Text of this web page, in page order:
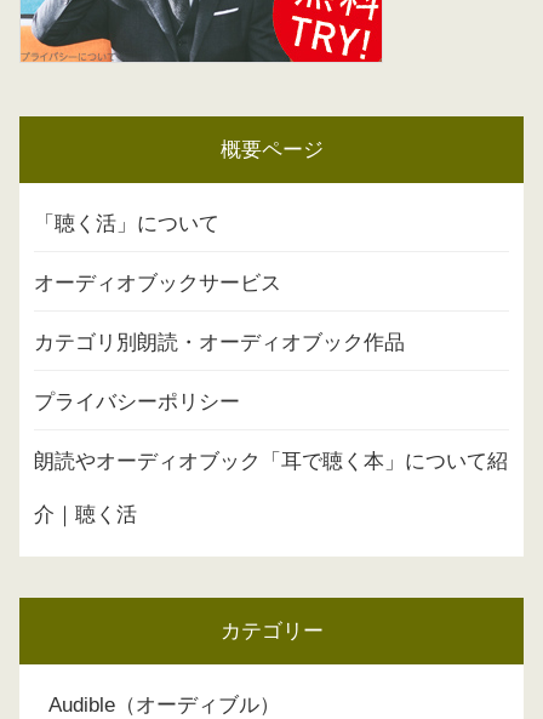
概要ページ
「聴く活」について
オーディオブックサービス
カテゴリ別朗読・オーディオブック作品
プライバシーポリシー
朗読やオーディオブック「耳で聴く本」について紹
介｜聴く活
カテゴリー
Audible（オーディブル）